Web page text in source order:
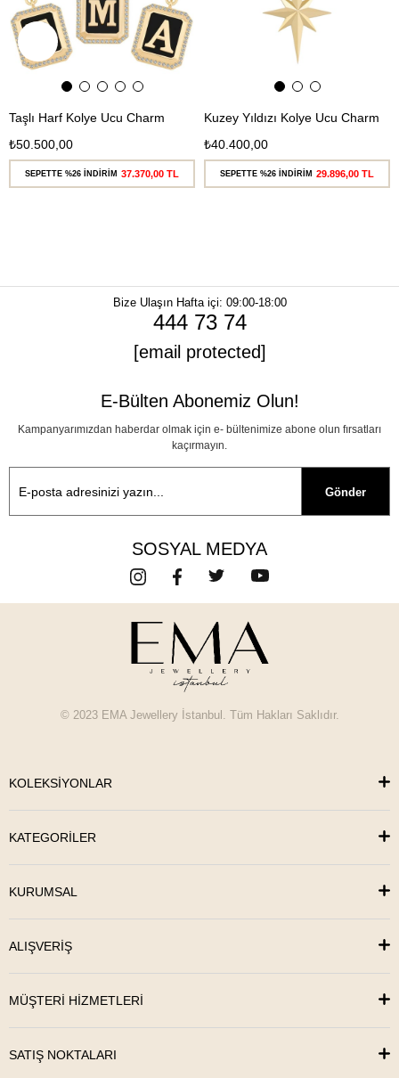
Taşlı Harf Kolye Ucu Charm
₺50.500,00
SEPETTE %26 İNDİRİM 37.370,00 TL
Kuzey Yıldızı Kolye Ucu Charm
₺40.400,00
SEPETTE %26 İNDİRİM 29.896,00 TL
Bize Ulaşın
444 73 74
[email protected]
Hafta içi: 09:00-18:00
E-Bülten Abonemiz Olun!
Kampanyarımızdan haberdar olmak için e- bültenimize abone olun fırsatları
kaçırmayın.
Gönder
SOSYAL MEDYA
© 2023 EMA Jewellery İstanbul. Tüm Hakları Saklıdır.
KOLEKSİYONLAR
KATEGORİLER
KURUMSAL
ALIŞVERİŞ
MÜŞTERİ HİZMETLERİ
SATIŞ NOKTALARI